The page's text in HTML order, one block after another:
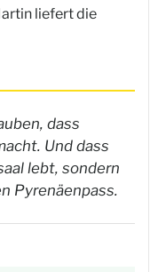
liefert die
dass
Und dass
lebt, sondern
Pyrenäenpass.